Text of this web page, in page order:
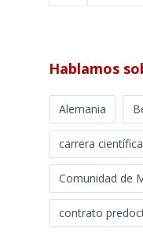
Hablamos
Alemania
carrera científica
Comunidad de
contrato